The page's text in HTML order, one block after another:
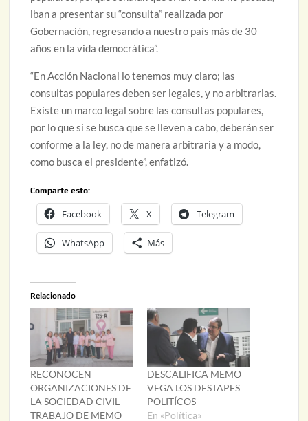
iban a presentar su “consulta” realizada por
Gobernación, regresando a nuestro país más de 30
años en la vida democrática”.
“En Acción Nacional lo tenemos muy claro; las
consultas populares deben ser legales, y no arbitrarias.
Existe un marco legal sobre las consultas populares,
por lo que si se busca que se lleven a cabo, deberán ser
conforme a la ley, no de manera arbitraria y a modo,
como busca el presidente”, enfatizó.
Comparte esto:
Facebook X Telegram
WhatsApp Más
Relacionado
RECONOCEN
ORGANIZACIONES DE
LA SOCIEDAD CIVIL
TRABAJO DE MEMO
DESCALIFICA MEMO
VEGA LOS DESTAPES
POLITÍCOS
En «Política»